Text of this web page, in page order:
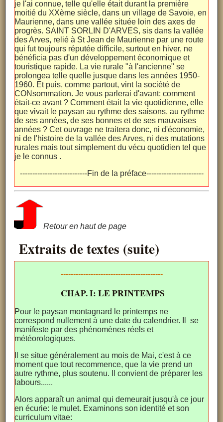
je l'ai connue, telle qu'elle était durant la première
moitié du XXème siècle, dans un village de Savoie, en
Maurienne, dans une vallée située loin des axes de
progrès. SAINT SORLIN D'ARVES, sis dans la vallée
des Arves, relié à St Jean de Maurienne par une route
qui fut toujours réputée difficile, surtout en hiver, ne
bénéficia pas d'un développement économique et
touristique rapide. La vie rurale "à l'ancienne" se
prolongea telle quelle jusque dans les années 1950-
1960. Et puis, comme partout, vint la société de
CONsommation. Je vous parlerai d'avant: comment
était-ce avant ? Comment était la vie quotidienne, elle
que vivait le paysan au rythme des saisons, au rythme
de ses années, de ses bonnes et de ses mauvaises
années ? Cet ouvrage ne traitera donc, ni d'économie,
ni de l'histoire de la vallée des Arves, ni des mutations
rurales mais tout simplement du vécu quotidien tel que
je le connus .
---------------------------Fin de la préface-----------------------
Retour en haut de page
Extraits de textes (suite)
-----------------------------------------
CHAP. I: LE PRINTEMPS
Pour le paysan montagnard le printemps ne
correspond nullement à une date du calendrier. Il se
manifeste par des phénomènes réels et
météorologiques.
Il se situe généralement au mois de Mai, c'est à ce
moment que tout recommence, que la vie prend un
autre rythme, plus soutenu. Il convient de préparer les
labours......
Alors apparaît un animal qui demeurait jusqu'à ce jour
en écurie: le mulet. Examinons son identité et son
curriculum vitae: